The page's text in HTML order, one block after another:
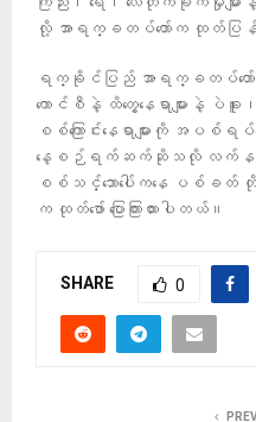
လို့ အာရက္ခတပ်တော်က ထုတ်ပြန်
ရက္ခိုင်ပြည် အာရက္ခတပ်တော် ထိ
ကောင်စီနဲ့ ထိတွေ့နေရာများနဲ့ ပဲ
စစ်ကြောင်းနေရာများကို အပစ်ရ
နေ့စဉ်ရက်ဆက်ဆိုသလို လက်နက်ကြီး
စစ်သင်္ဘောပေါ်ကနေ ပစ်ခ
က ထုတ်ဖော် ပြောကြားထားပါတယ်။
SHARE 0